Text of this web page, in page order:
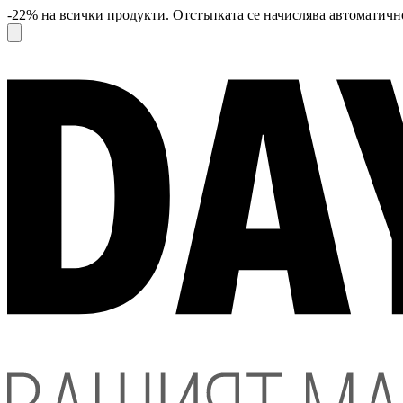
-22% на всички продукти. Отстъпката се начислява